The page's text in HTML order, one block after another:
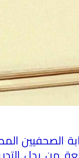
الصحفيين